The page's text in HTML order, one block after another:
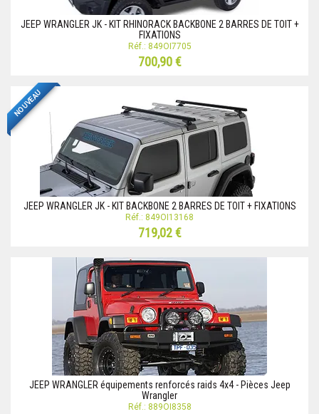
JEEP WRANGLER JK - KIT RHINORACK BACKBONE 2 BARRES DE TOIT +
FIXATIONS
Réf.: 849OI7705
700,90 €
NOUVEAU
JEEP WRANGLER JK - KIT BACKBONE 2 BARRES DE TOIT + FIXATIONS
Réf.: 849OI13168
719,02 €
JEEP WRANGLER équipements renforcés raids 4x4 - Pièces Jeep
Wrangler
Réf.: 889OI8358